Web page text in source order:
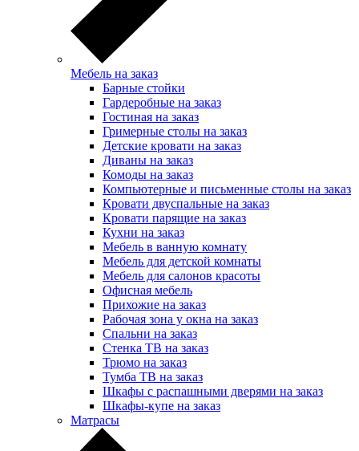
Мебель на заказ
Барные стойки
Гардеробные на заказ
Гостиная на заказ
Гримерные столы на заказ
Детские кровати на заказ
Диваны на заказ
Комоды на заказ
Компьютерные и письменные столы на заказ
Кровати двуспальные на заказ
Кровати парящие на заказ
Кухни на заказ
Мебель в ванную комнату
Мебель для детской комнаты
Мебель для салонов красоты
Офисная мебель
Прихожие на заказ
Рабочая зона у окна на заказ
Спальни на заказ
Стенка ТВ на заказ
Трюмо на заказ
Тумба ТВ на заказ
Шкафы с распашными дверями на заказ
Шкафы-купе на заказ
Матрасы